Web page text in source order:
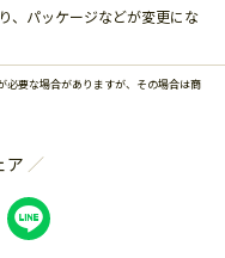
、パッケージなどが変更にな
要な場合がありますが、その場合は商
ア